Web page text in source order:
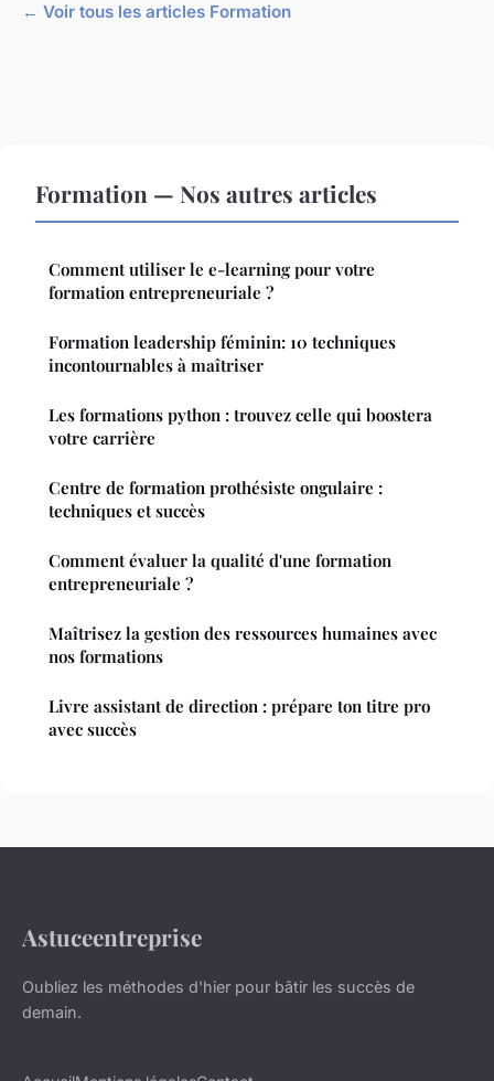
← Voir tous les articles Formation
Formation — Nos autres articles
Comment utiliser le e-learning pour votre
formation entrepreneuriale ?
Formation leadership féminin: 10 techniques
incontournables à maîtriser
Les formations python : trouvez celle qui boostera
votre carrière
Centre de formation prothésiste ongulaire :
techniques et succès
Comment évaluer la qualité d'une formation
entrepreneuriale ?
Maîtrisez la gestion des ressources humaines avec
nos formations
Livre assistant de direction : prépare ton titre pro
avec succès
Astuceentreprise
Oubliez les méthodes d'hier pour bâtir les succès de
demain.